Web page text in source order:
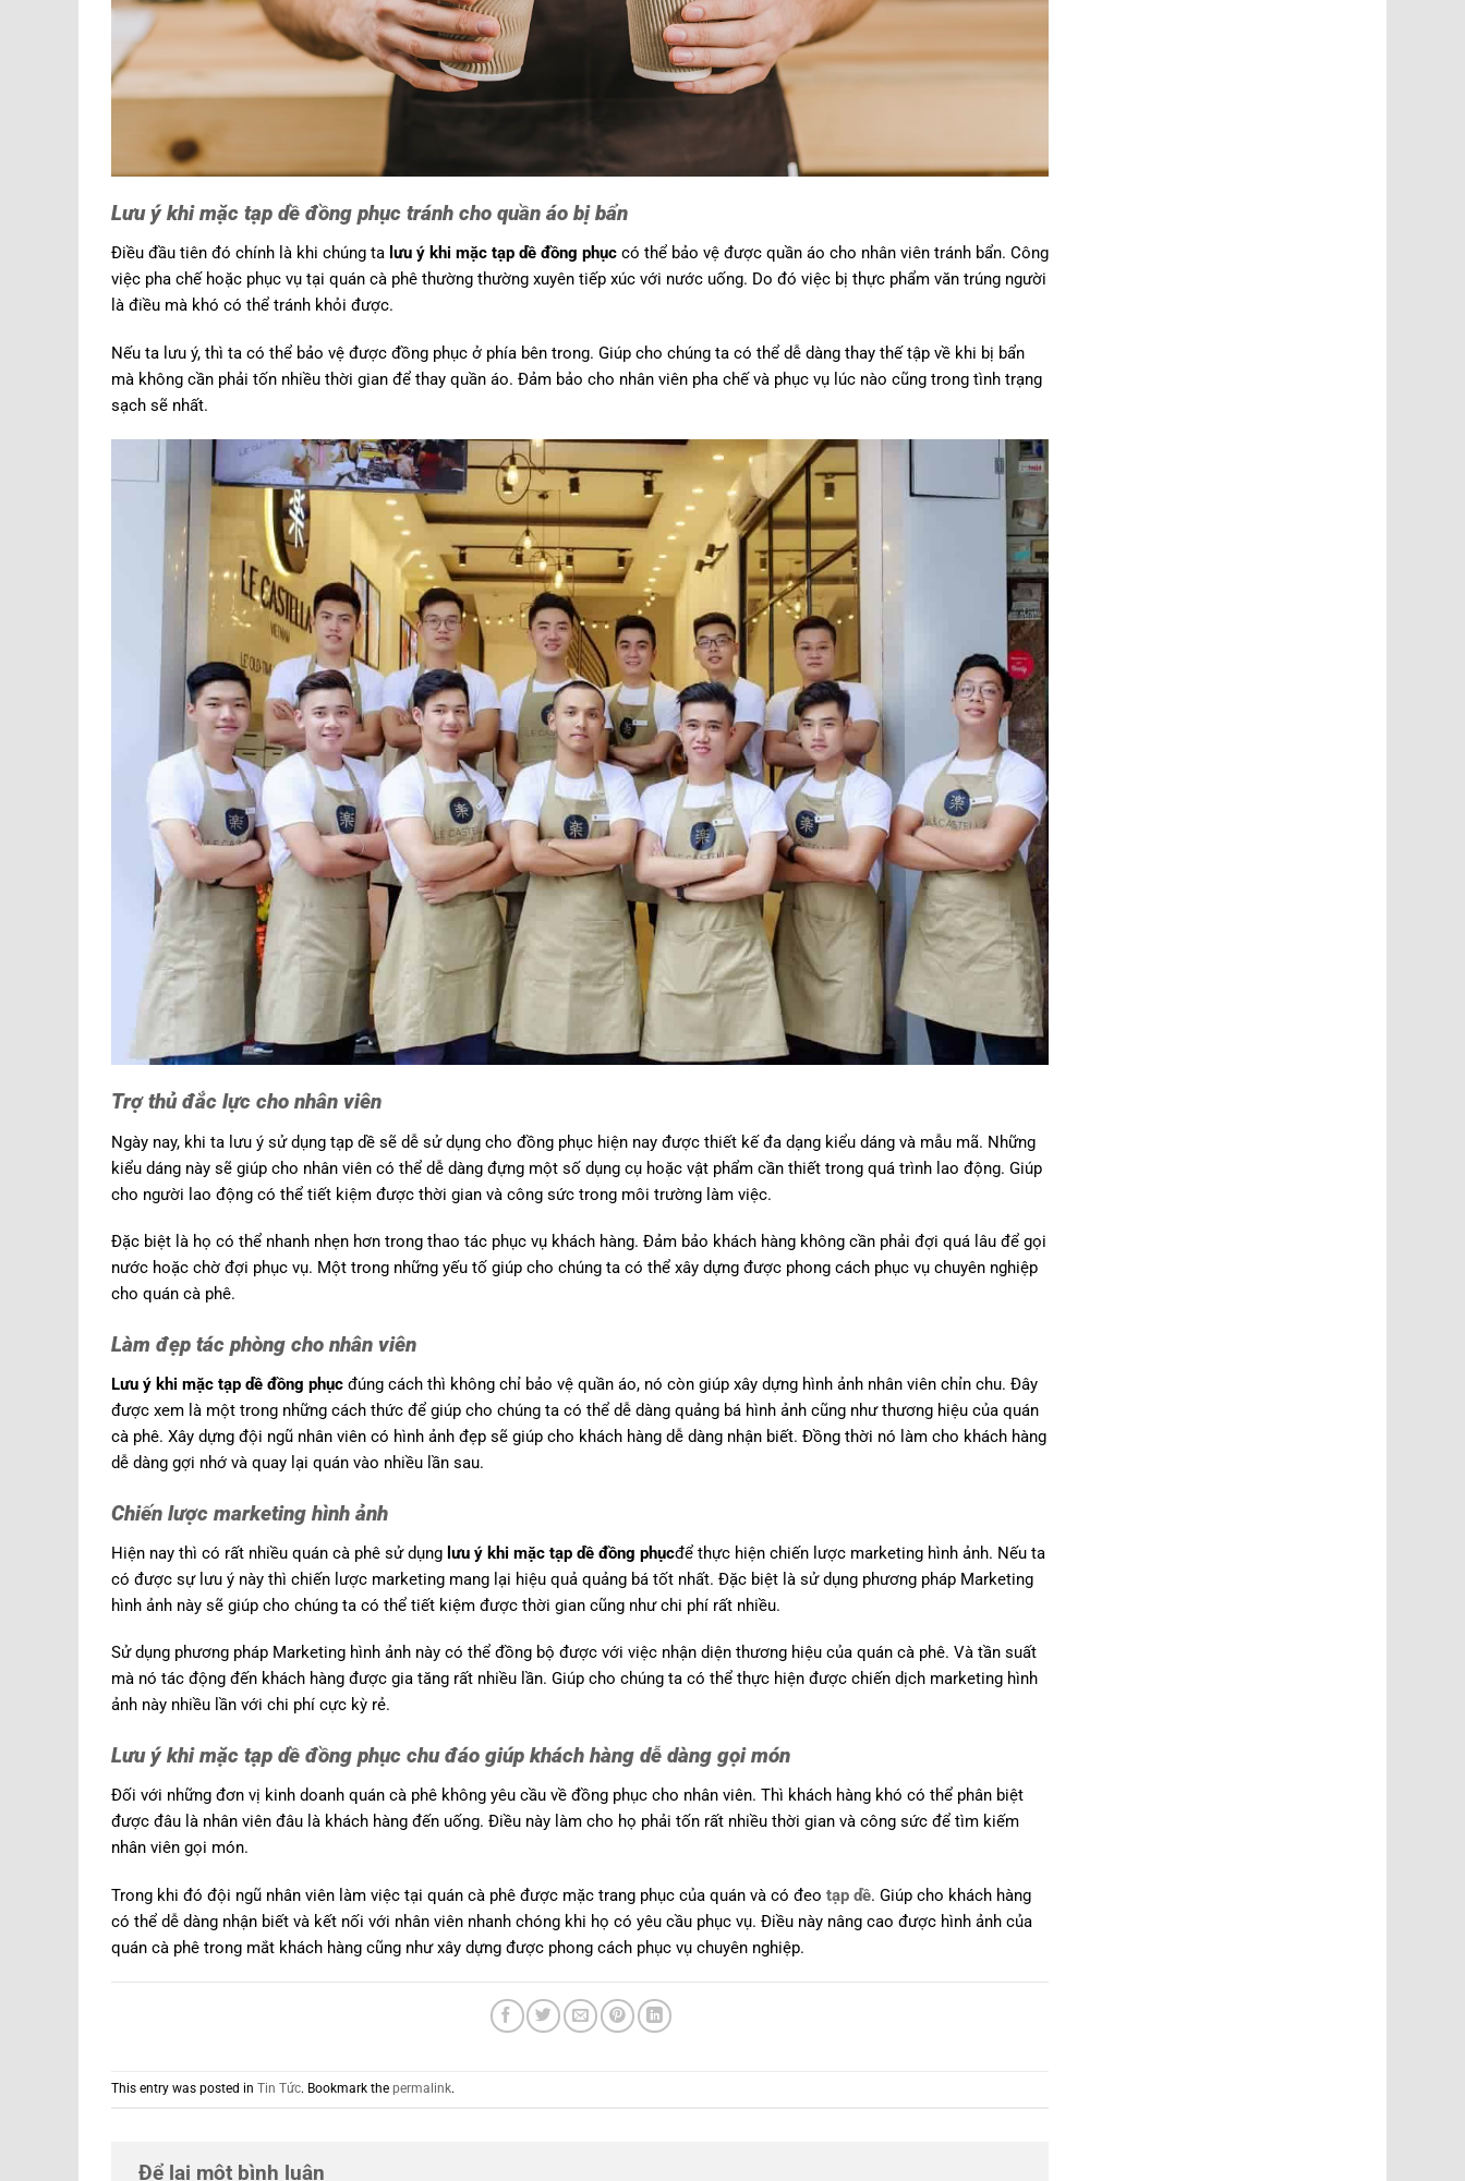
Lưu ý khi mặc tạp dề đồng phục tránh cho quần áo bị bẩn
Điều đầu tiên đó chính là khi chúng ta lưu ý khi mặc tạp dề đồng phục có thể bảo vệ được quần áo cho nhân viên tránh bẩn. Công
việc pha chế hoặc phục vụ tại quán cà phê thường thường xuyên tiếp xúc với nước uống. Do đó việc bị thực phẩm văn trúng người
là điều mà khó có thể tránh khỏi được.
Nếu ta lưu ý, thì ta có thể bảo vệ được đồng phục ở phía bên trong. Giúp cho chúng ta có thể dễ dàng thay thế tập về khi bị bẩn
mà không cần phải tốn nhiều thời gian để thay quần áo. Đảm bảo cho nhân viên pha chế và phục vụ lúc nào cũng trong tình trạng
sạch sẽ nhất.
Trợ thủ đắc lực cho nhân viên
Ngày nay, khi ta lưu ý sử dụng tạp dề sẽ dễ sử dụng cho đồng phục hiện nay được thiết kế đa dạng kiểu dáng và mẫu mã. Những
kiểu dáng này sẽ giúp cho nhân viên có thể dễ dàng đựng một số dụng cụ hoặc vật phẩm cần thiết trong quá trình lao động. Giúp
cho người lao động có thể tiết kiệm được thời gian và công sức trong môi trường làm việc.
Đặc biệt là họ có thể nhanh nhẹn hơn trong thao tác phục vụ khách hàng. Đảm bảo khách hàng không cần phải đợi quá lâu để gọi
nước hoặc chờ đợi phục vụ. Một trong những yếu tố giúp cho chúng ta có thể xây dựng được phong cách phục vụ chuyên nghiệp
cho quán cà phê.
Làm đẹp tác phòng cho nhân viên
Lưu ý khi mặc tạp dề đồng phục đúng cách thì không chỉ bảo vệ quần áo, nó còn giúp xây dựng hình ảnh nhân viên chỉn chu. Đây
được xem là một trong những cách thức để giúp cho chúng ta có thể dễ dàng quảng bá hình ảnh cũng như thương hiệu của quán
cà phê. Xây dựng đội ngũ nhân viên có hình ảnh đẹp sẽ giúp cho khách hàng dễ dàng nhận biết. Đồng thời nó làm cho khách hàng
dễ dàng gợi nhớ và quay lại quán vào nhiều lần sau.
Chiến lược marketing hình ảnh
Hiện nay thì có rất nhiều quán cà phê sử dụng lưu ý khi mặc tạp dề đồng phụcđể thực hiện chiến lược marketing hình ảnh. Nếu ta
có được sự lưu ý này thì chiến lược marketing mang lại hiệu quả quảng bá tốt nhất. Đặc biệt là sử dụng phương pháp Marketing
hình ảnh này sẽ giúp cho chúng ta có thể tiết kiệm được thời gian cũng như chi phí rất nhiều.
Sử dụng phương pháp Marketing hình ảnh này có thể đồng bộ được với việc nhận diện thương hiệu của quán cà phê. Và tần suất
mà nó tác động đến khách hàng được gia tăng rất nhiều lần. Giúp cho chúng ta có thể thực hiện được chiến dịch marketing hình
ảnh này nhiều lần với chi phí cực kỳ rẻ.
Lưu ý khi mặc tạp dề đồng phục chu đáo giúp khách hàng dễ dàng gọi món
Đối với những đơn vị kinh doanh quán cà phê không yêu cầu về đồng phục cho nhân viên. Thì khách hàng khó có thể phân biệt
được đâu là nhân viên đâu là khách hàng đến uống. Điều này làm cho họ phải tốn rất nhiều thời gian và công sức để tìm kiếm
nhân viên gọi món.
Trong khi đó đội ngũ nhân viên làm việc tại quán cà phê được mặc trang phục của quán và có đeo tạp dề. Giúp cho khách hàng
có thể dễ dàng nhận biết và kết nối với nhân viên nhanh chóng khi họ có yêu cầu phục vụ. Điều này nâng cao được hình ảnh của
quán cà phê trong mắt khách hàng cũng như xây dựng được phong cách phục vụ chuyên nghiệp.
This entry was posted in Tin Tức. Bookmark the permalink.
Để lại một bình luận